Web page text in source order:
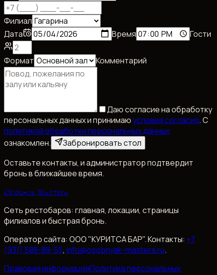
Филиал
Дата
Время Гости
Формат Комментарий
Даю согласие на обработку
персональных данных и принимаюусловия согласия. С
политикой обработки персональных данных
ознакомлен.
Забронировать стол
Оставьте контакты, и администратор подтвердит
бронь в ближайшее время.
Особняк Мастера
Сеть рестобаров: главная, локации, страницы
филиалов и быстрая бронь.
Оператор сайта: ООО "КУРИТСА БАР". Контакты: +7
(931) 588-88-55, info@osobnyak-mastera.ru.
Правовая информацияПолитика персональных